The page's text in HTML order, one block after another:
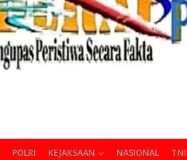
POLRI KEJAKSAAN NASIONAL TNI